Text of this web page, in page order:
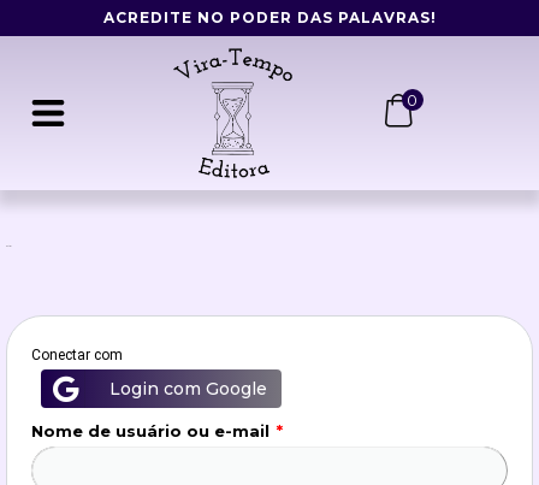
para
conteúdo
ACREDITE NO PODER DAS PALAVRAS!
0
Conectar com
Login com Google
Nome de usuário ou e-mail *